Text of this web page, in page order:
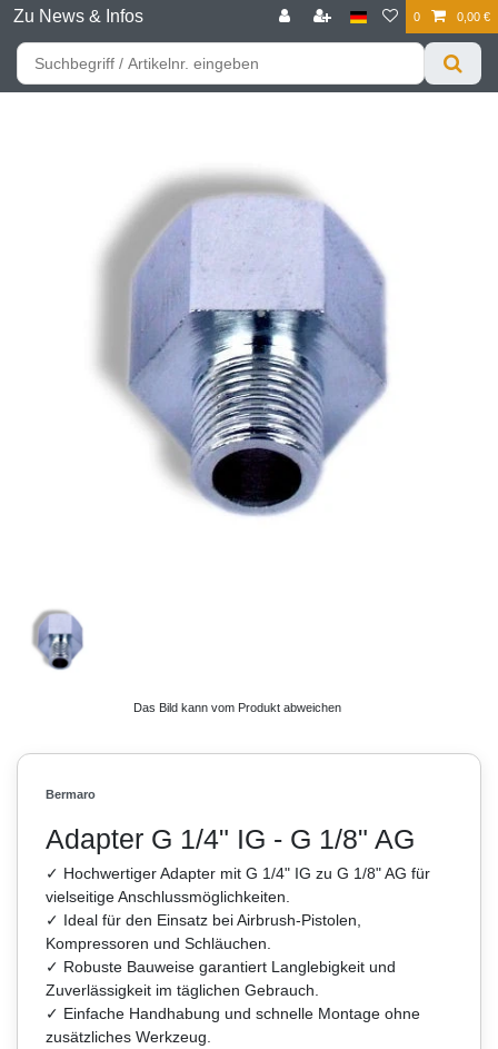
Zu News & Infos 0 0,00 €
Für bessere Preise HIER registrieren!
Das Bild kann vom Produkt abweichen
Bermaro
Adapter G 1/4" IG - G 1/8" AG
✓ Hochwertiger Adapter mit G 1/4" IG zu G 1/8" AG für
vielseitige Anschlussmöglichkeiten.
✓ Ideal für den Einsatz bei Airbrush-Pistolen,
Kompressoren und Schläuchen.
✓ Robuste Bauweise garantiert Langlebigkeit und
Zuverlässigkeit im täglichen Gebrauch.
✓ Einfache Handhabung und schnelle Montage ohne
zusätzliches Werkzeug.